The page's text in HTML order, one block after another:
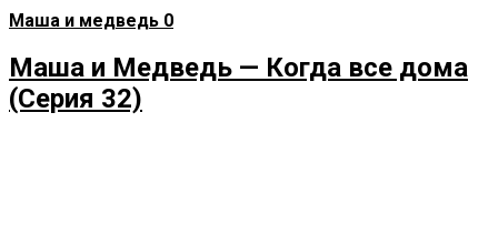
Маша и медведь 0
Маша и Медведь — Когда все дома
(Серия 32)